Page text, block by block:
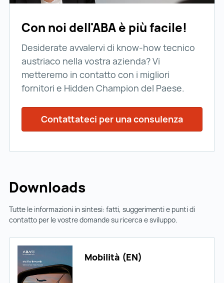
Con noi dell'ABA è più facile!
Desiderate avvalervi di know-how tecnico
austriaco nella vostra azienda? Vi
metteremo in contatto con i migliori
fornitori e Hidden Champion del Paese.
Contattateci per una consulenza
Downloads
Tutte le informazioni in sintesi: fatti, suggerimenti e punti di
contatto per le vostre domande su ricerca e sviluppo.
Mobilità (EN)